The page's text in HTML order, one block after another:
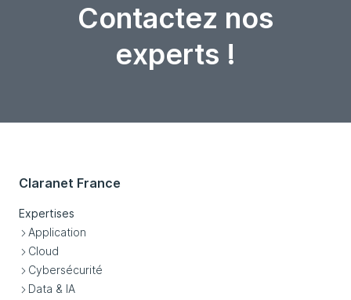
Contactez nos
experts !
Claranet France
Expertises
Application
Cloud
Cybersécurité
Data & IA